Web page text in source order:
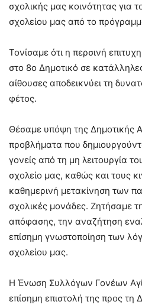
σχολικής μας κοινότητας για
σχολείου μας από το
Τονίσαμε ότι η περσινή
στο 8ο Δημοτικό σε
αίθουσες αποδεικνύει τη
φέτος.
Θέσαμε υπόψη της Δημοτικής
προβλήματα που
γονείς από τη μη λειτουργία
σχολείο μας, καθώς και τους
καθημερινή μετακίνηση των
σχολικές μονάδες. Ζητήσαμε
απόφασης, την αναζήτηση
επίσημη γνωστοποίηση των
σχολείου μας.
Η Ένωση Συλλόγων Γονέων
επίσημη επιστολή της προς τη